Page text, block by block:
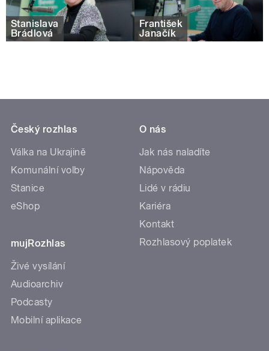
Stanislava
Brádlová
František
Janačík
Český rozhlas
Válka na Ukrajině
Komunální volby
Stanice
eShop
mujRozhlas
Živé vysílání
Audioarchiv
Podcasty
Mobilní aplikace
O nás
Jak nás naladíte
Nápověda
Lidé v rádiu
Kariéra
Kontakt
Rozhlasový poplatek